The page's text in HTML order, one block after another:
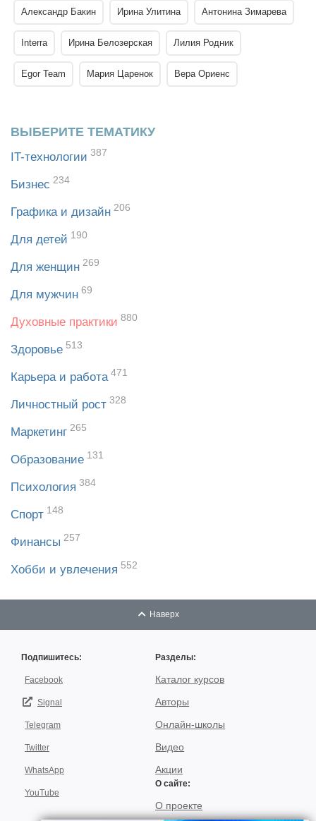
Александр Бакин Ирина Улитина Антонина Зимарева
Interra Ирина Белозерская Лилия Родник
Egor Team Мария Царенок Вера Ориенс
ВЫБЕРИТЕ ТЕМАТИКУ
IT-технологии 387
Бизнес 234
Графика и дизайн 206
Для детей 190
Для женщин 269
Для мужчин 69
Духовные практики 880
Здоровье 513
Карьера и работа 471
Личностный рост 328
Маркетинг 265
Образование 131
Психология 384
Спорт 148
Финансы 257
Хобби и увлечения 552
Наверх
Подпишитесь:
Facebook
Signal
Telegram
Twitter
WhatsApp
YouTube
Разделы:
Каталог курсов
Авторы
Онлайн-школы
Видео
Акции
О сайте:
О проекте